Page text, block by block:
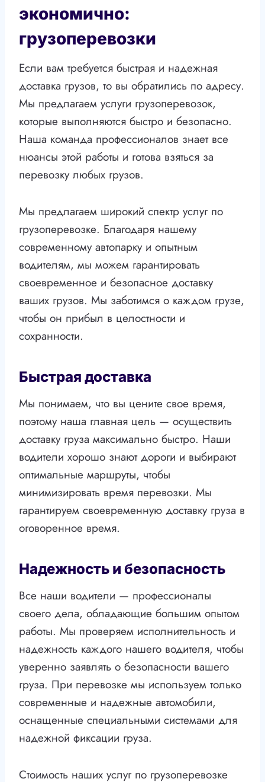
экономично:
грузоперевозки
Если вам требуется быстрая и надежная
доставка грузов, то вы обратились по адресу.
Мы предлагаем услуги грузоперевозок,
которые выполняются быстро и безопасно.
Наша команда профессионалов знает все
нюансы этой работы и готова взяться за
перевозку любых грузов.
Мы предлагаем широкий спектр услуг по
грузоперевозке. Благодаря нашему
современному автопарку и опытным
водителям, мы можем гарантировать
своевременное и безопасное доставку
ваших грузов. Мы заботимся о каждом грузе,
чтобы он прибыл в целостности и
сохранности.
Быстрая доставка
Мы понимаем, что вы цените свое время,
поэтому наша главная цель — осуществить
доставку груза максимально быстро. Наши
водители хорошо знают дороги и выбирают
оптимальные маршруты, чтобы
минимизировать время перевозки. Мы
гарантируем своевременную доставку груза в
оговоренное время.
Надежность и безопасность
Все наши водители — профессионалы
своего дела, обладающие большим опытом
работы. Мы проверяем исполнительность и
надежность каждого нашего водителя, чтобы
уверенно заявлять о безопасности вашего
груза. При перевозке мы используем только
современные и надежные автомобили,
оснащенные специальными системами для
надежной фиксации груза.
Стоимость наших услуг по грузоперевозке